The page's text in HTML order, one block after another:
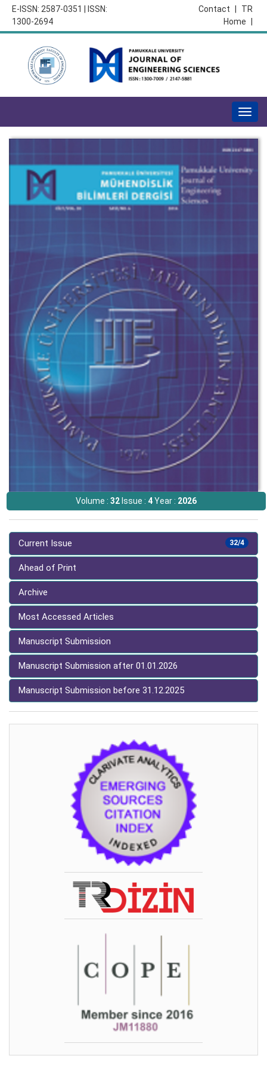
E-ISSN: 2587-0351 | ISSN:
1300-2694
TR
Contact
Home
Volume : 32Issue : 4Year : 2026
32/4
Current Issue
Ahead of Print
Archive
Most Accessed Articles
Manuscript Submission
Manuscript Submission after 01.01.2026
Manuscript Submission before 31.12.2025